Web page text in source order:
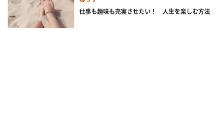
仕事も趣味も充実させたい！ 人生を楽しむ方法